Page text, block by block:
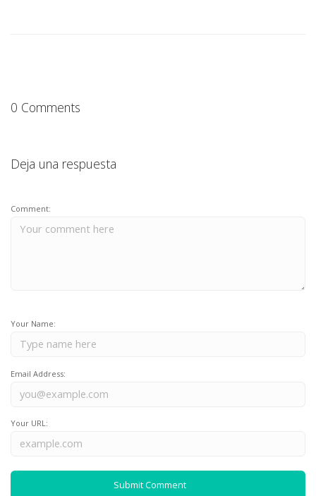
0 Comments
Deja una respuesta
Comment:
Your Name:
Email Address:
Your URL: